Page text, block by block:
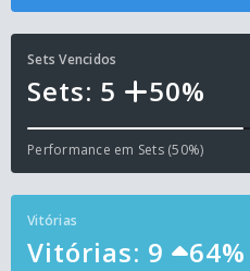
Sets Vencidos
Sets: 5 50%
Performance em Sets (50%)
Vitórias
Vitórias: 9 64%